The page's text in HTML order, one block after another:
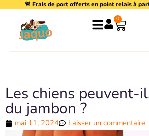
contenu
🚨 Frais de port offerts en point relais à
0
Panier
Les chiens peuvent-
du jambon ?
mai 11, 2024 Laisser un commentaire